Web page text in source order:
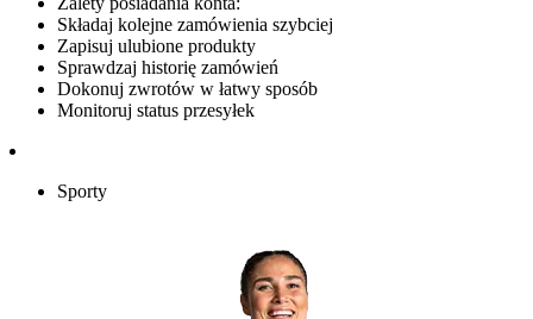
Składaj kolejne zamówienia szybciej
Zapisuj ulubione produkty
Sprawdzaj historię zamówień
Dokonuj zwrotów w łatwy sposób
Monitoruj status przesyłek
Sporty